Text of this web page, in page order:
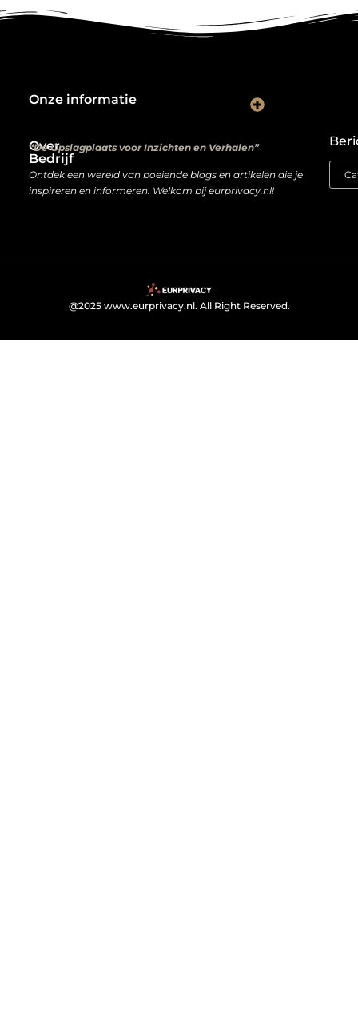
Over
Bedrijf
“De Opslagplaats voor Inzichten en Verhalen”
Ontdek een wereld van boeiende blogs en artikelen die je
inspireren en informeren. Welkom bij eurprivacy.nl!
Onze informatie
@2025 www.eurprivacy.nl. All Right Reserved.